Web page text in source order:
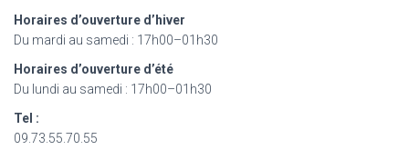
Horaires d’ouverture d’hiver
Du mardi au samedi : 17h00–01h30
Horaires d’ouverture d’été
Du lundi au samedi : 17h00–01h30
Tel :
09.73.55.70.55